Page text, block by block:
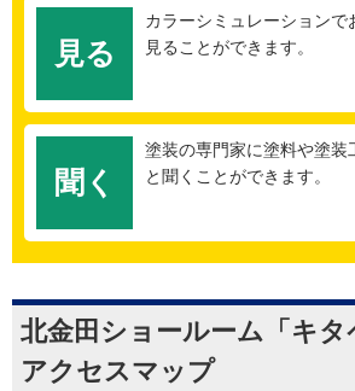
見る
カラーシミュレーションで
見ることができます。
聞く
塗装の専門家に塗料や塗装
と聞くことができます。
北金田ショールーム「キタ
アクセスマップ